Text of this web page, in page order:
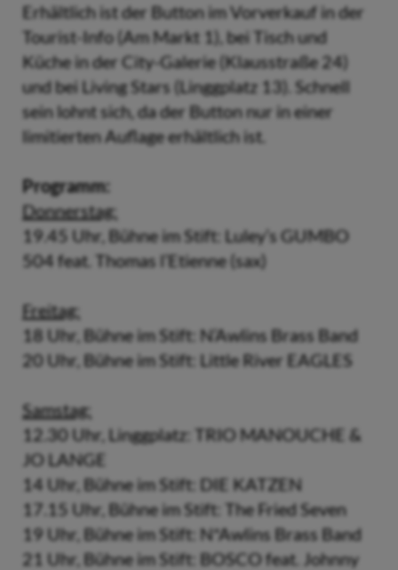
Erhältlich ist der Button im Vorverkauf in der
Tourist-Info (Am Markt 1), bei Tisch und
Küche in der City-Galerie (Klausstraße 24)
und bei Living Stars (Linggplatz 13). Schnell
sein lohnt sich, da der Button nur in einer
limitierten Auflage erhältlich ist.
Programm:
Donnerstag:
19.45 Uhr, Bühne im Stift: Luley’s GUMBO
504 feat. Thomas l’Etienne (sax)
Freitag:
18 Uhr, Bühne im Stift: N’Awlins Brass Band
20 Uhr, Bühne im Stift: Little River EAGLES
Samstag:
12.30 Uhr, Linggplatz: TRIO MANOUCHE &
JO LANGE
14 Uhr, Bühne im Stift: DIE KATZEN
17.15 Uhr, Bühne im Stift: The Fried Seven
19 Uhr, Bühne im Stift: N*Awlins Brass Band
21 Uhr, Bühne im Stift: BOSCO feat. Johnny